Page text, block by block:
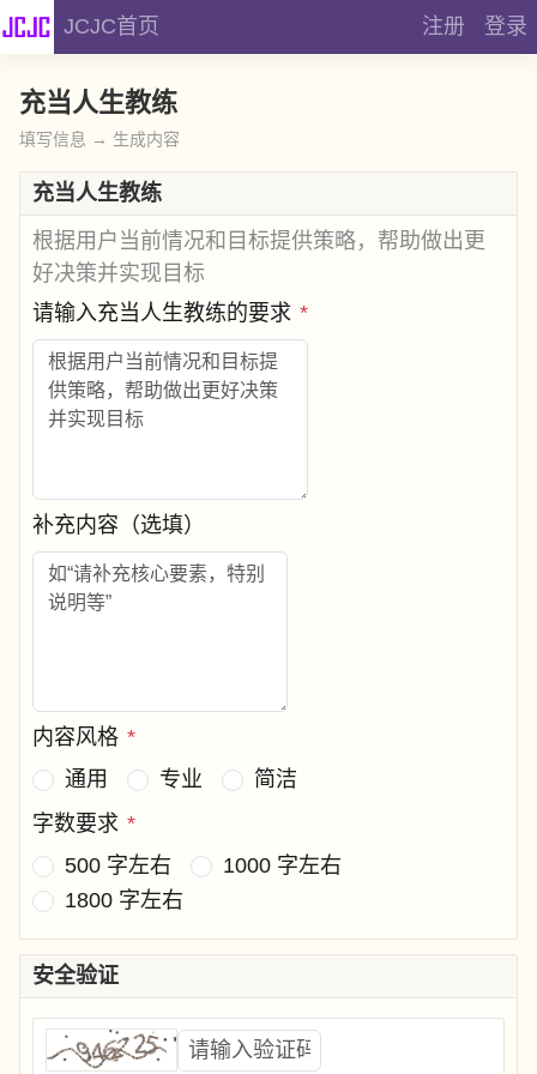
JCJC首页 注册 登录
充当人生教练
填写信息 → 生成内容
充当人生教练
根据用户当前情况和目标提供策略，帮助做出更
好决策并实现目标
请输入充当人生教练的要求 *
补充内容（选填）
内容风格 *
通用
专业
简洁
字数要求 *
500 字左右
1000 字左右
1800 字左右
安全验证